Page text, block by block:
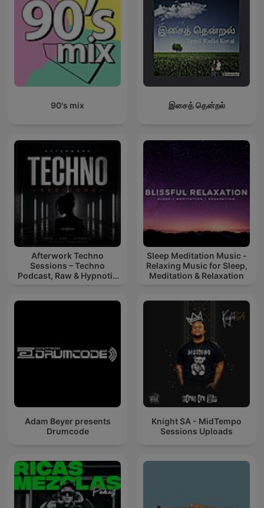
90's mix இசைத் தென்றல்
Afterwork Techno
Sessions – Techno
Podcast, Raw & Hypnotic
Sleep Meditation Music -
Relaxing Music for Sleep,
Meditation & Relaxation
Adam Beyer presents
Drumcode
Knight SA - MidTempo
Sessions Uploads